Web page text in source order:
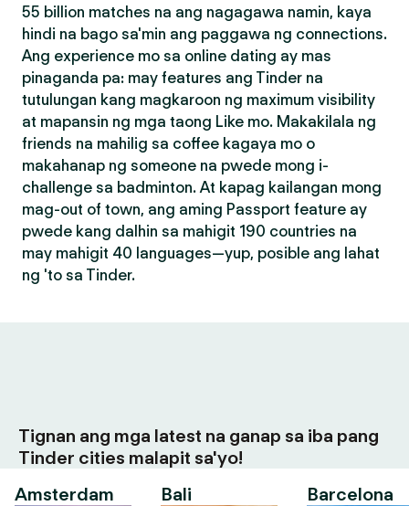
55 billion matches na ang nagagawa namin, kaya
hindi na bago sa'min ang paggawa ng connections.
Ang experience mo sa online dating ay mas
pinaganda pa: may features ang Tinder na
tutulungan kang magkaroon ng maximum visibility
at mapansin ng mga taong Like mo. Makakilala ng
friends na mahilig sa coffee kagaya mo o
makahanap ng someone na pwede mong i-
challenge sa badminton. At kapag kailangan mong
mag-out of town, ang aming Passport feature ay
pwede kang dalhin sa mahigit 190 countries na
may mahigit 40 languages—yup, posible ang lahat
ng 'to sa Tinder.
Tignan ang mga latest na ganap sa iba pang
Tinder cities malapit sa'yo!
Amsterdam
Bali Barcelona